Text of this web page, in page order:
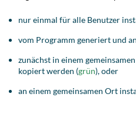
nur einmal für alle Benutzer
vom Programm generiert und
zunächst in einem
kopiert werden (grün), oder
an einem gemeinsamen Ort